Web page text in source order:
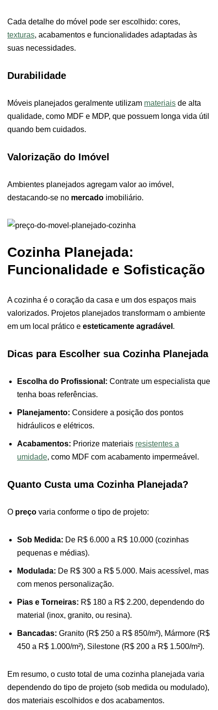
Cada detalhe do móvel pode ser escolhido: cores,
texturas, acabamentos e funcionalidades adaptadas às
suas necessidades.
Durabilidade
Móveis planejados geralmente utilizam materiais de alta
qualidade, como MDF e MDP, que possuem longa vida útil
quando bem cuidados.
Valorização do Imóvel
Ambientes planejados agregam valor ao imóvel,
destacando-se no mercado imobiliário.
Cozinha Planejada:
Funcionalidade e Sofisticação
A cozinha é o coração da casa e um dos espaços mais
valorizados. Projetos planejados transformam o ambiente
em um local prático e esteticamente agradável .
Dicas para Escolher sua Cozinha Planejada
Escolha do Profissional: Contrate um especialista que
tenha boas referências.
Planejamento: Considere a posição dos pontos
hidráulicos e elétricos.
Acabamentos: Priorize materiais resistentes a
umidade, como MDF com acabamento impermeável.
Quanto Custa uma Cozinha Planejada?
O preço varia conforme o tipo de projeto:
Sob Medida: De R$ 6.000 a R$ 10.000 (cozinhas
pequenas e médias).
Modulada: De R$ 300 a R$ 5.000. Mais acessível, mas
com menos personalização.
Pias e Torneiras: R$ 180 a R$ 2.200, dependendo do
material (inox, granito, ou resina).
Bancadas: Granito (R$ 250 a R$ 850/m²), Mármore (R$
450 a R$ 1.000/m²), Silestone (R$ 200 a R$ 1.500/m²).
Em resumo, o custo total de uma cozinha planejada varia
dependendo do tipo de projeto (sob medida ou modulado),
dos materiais escolhidos e dos acabamentos.